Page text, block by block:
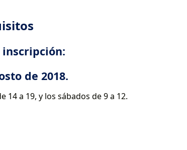
inscripción:
de 2018.
14 a 19, y los sábados de 9 a 12.